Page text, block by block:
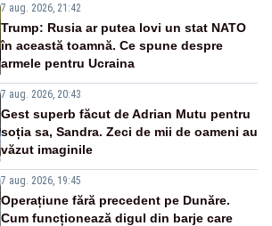
7 aug. 2026, 21:42
Trump: Rusia ar putea lovi un stat NATO
în această toamnă. Ce spune despre
armele pentru Ucraina
7 aug. 2026, 20:43
Gest superb făcut de Adrian Mutu pentru
soția sa, Sandra. Zeci de mii de oameni au
văzut imaginile
7 aug. 2026, 19:45
Operațiune fără precedent pe Dunăre.
Cum funcționează digul din barje care